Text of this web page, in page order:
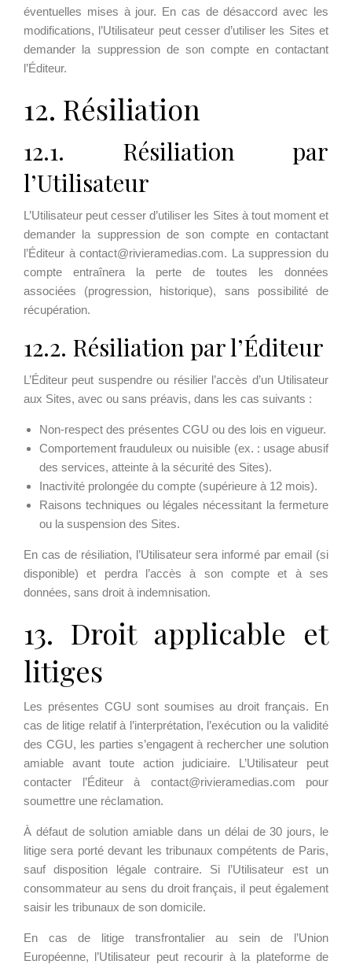
éventuelles mises à jour. En cas de désaccord avec les
modifications, l’Utilisateur peut cesser d’utiliser les Sites et
demander la suppression de son compte en contactant
l’Éditeur.
12. Résiliation
12.1. Résiliation par
l’Utilisateur
L’Utilisateur peut cesser d’utiliser les Sites à tout moment et
demander la suppression de son compte en contactant
l’Éditeur à contact@rivieramedias.com. La suppression du
compte entraînera la perte de toutes les données
associées (progression, historique), sans possibilité de
récupération.
12.2. Résiliation par l’Éditeur
L’Éditeur peut suspendre ou résilier l’accès d’un Utilisateur
aux Sites, avec ou sans préavis, dans les cas suivants :
Non-respect des présentes CGU ou des lois en vigueur.
Comportement frauduleux ou nuisible (ex. : usage abusif
des services, atteinte à la sécurité des Sites).
Inactivité prolongée du compte (supérieure à 12 mois).
Raisons techniques ou légales nécessitant la fermeture
ou la suspension des Sites.
En cas de résiliation, l’Utilisateur sera informé par email (si
disponible) et perdra l’accès à son compte et à ses
données, sans droit à indemnisation.
13. Droit applicable et
litiges
Les présentes CGU sont soumises au droit français. En
cas de litige relatif à l’interprétation, l’exécution ou la validité
des CGU, les parties s’engagent à rechercher une solution
amiable avant toute action judiciaire. L’Utilisateur peut
contacter l’Éditeur à contact@rivieramedias.com pour
soumettre une réclamation.
À défaut de solution amiable dans un délai de 30 jours, le
litige sera porté devant les tribunaux compétents de Paris,
sauf disposition légale contraire. Si l’Utilisateur est un
consommateur au sens du droit français, il peut également
saisir les tribunaux de son domicile.
En cas de litige transfrontalier au sein de l’Union
Européenne, l’Utilisateur peut recourir à la plateforme de